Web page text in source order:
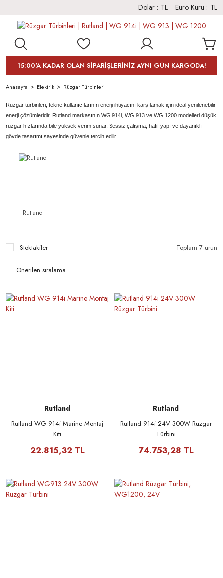
Dolar : TL Euro Kuru : TL
15:00'A KADAR OLAN SİPARİŞLERİNİZ AYNI GÜN KARGODA!
Anasayfa Elektrik Rüzgar Türbinleri
Rüzgar türbinleri, tekne kullanıcılarının enerji ihtiyacını karşılamak için ideal yenilenebilir
enerji çözümleridir. Rutland markasının WG 914i, WG 913 ve WG 1200 modelleri düşük
rüzgar hızlarında bile yüksek verim sunar. Sessiz çalışma, hafif yapı ve dayanıklı
gövde tasarımı sayesinde güvenle tercih edilir.
Rutland
Stoktakiler Toplam 7 ürün
Rutland
Rutland WG 914i Marine Montaj
Kiti
22.815,32 TL
Rutland
Rutland 914i 24V 300W Rüzgar
Türbini
74.753,28 TL